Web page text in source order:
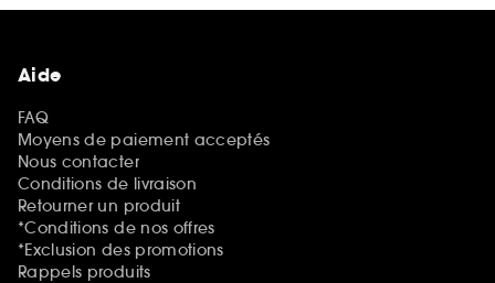
Aide
FAQ
Moyens de paiement acceptés
Nous contacter
Conditions de livraison
Retourner un produit
*Conditions de nos offres
*Exclusion des promotions
Rappels produits